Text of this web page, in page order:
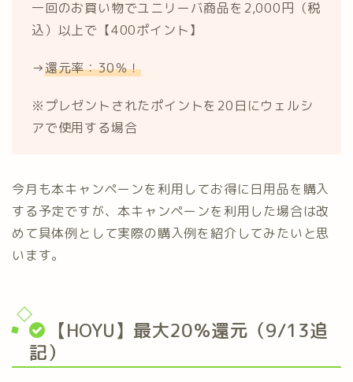
一回のお買い物でユニリーバ商品を2,000円（税
込）以上で【400ポイント】
→還元率：30％！
※プレゼントされたポイントを20日にウェルシ
アで使用する場合
今月も本キャンペーンを利用してお得に日用品を購入
する予定ですが、本キャンペーンを利用した場合は改
めて具体例として実際の購入例を紹介してみたいと思
います。
【HOYU】最大20％還元（9/13追
記）